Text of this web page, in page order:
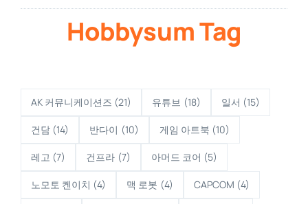
Hobbysum Tag
AK 커뮤니케이션즈 (21) 유튜브 (18) 일서 (15)
건담 (14) 반다이 (10) 게임 아트북 (10)
레고 (7) 건프라 (7) 아머드 코어 (5)
노모토 켄이치 (4) 맥 로봇 (4) CAPCOM (4)